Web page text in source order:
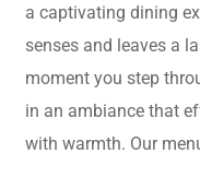
a captivating dining
senses and leaves a
moment you step
in an ambiance that
with warmth. Our